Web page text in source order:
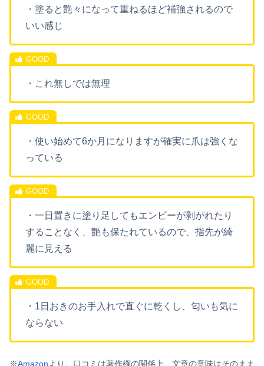
・塗ると艶々になって重ねるほど補強されるので
いい感じ
・これ無しでは無理
・使い始めて6か月になりますが確実に爪は強くな
っている
・一日置きに塗り足してもエンビーが剥がれたり
することなく、艶も保たれているので、指先が綺
麗に見える
・1日おきのお手入れで直ぐに乾くし、匂いも気に
ならない
※Amazonより。口コミは著作権の関係上、文章の意味はそのまま